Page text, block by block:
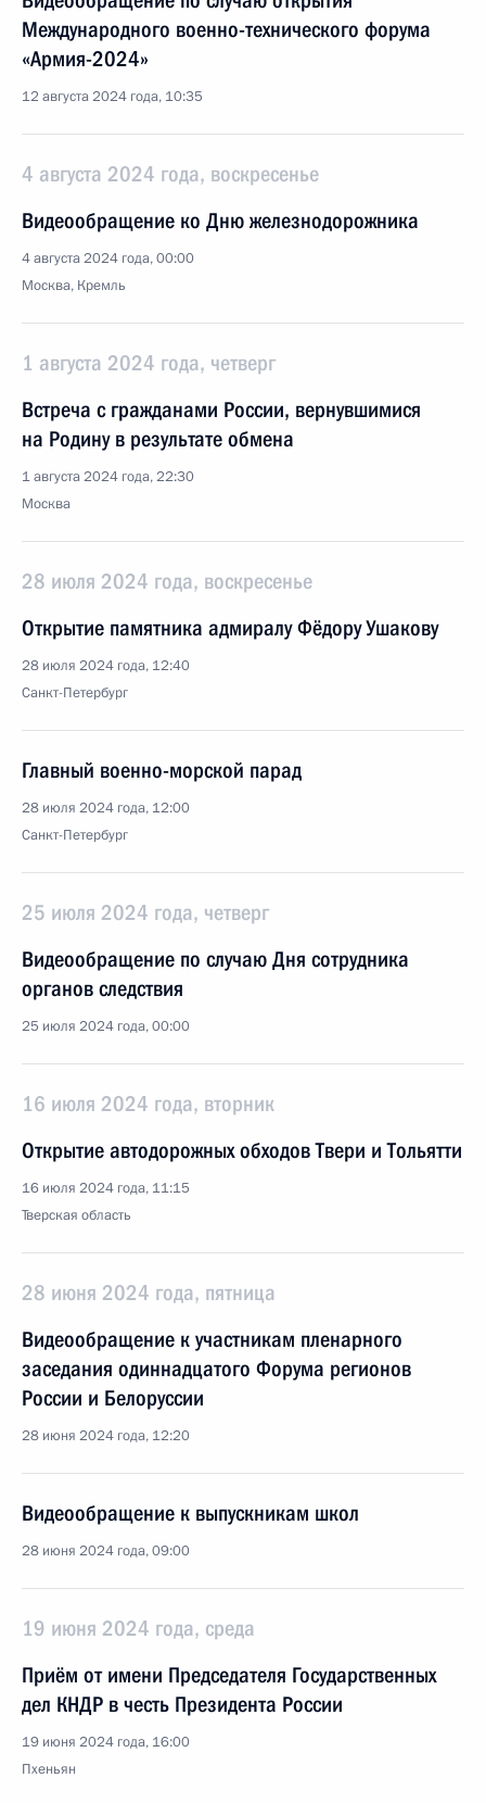
Международного военно-технического форума
«Армия-2024»
12 августа 2024 года, 10:35
4 августа 2024 года, воскресенье
Видеообращение ко Дню железнодорожника
4 августа 2024 года, 00:00
Москва, Кремль
1 августа 2024 года, четверг
Встреча с гражданами России, вернувшимися
на Родину в результате обмена
1 августа 2024 года, 22:30
Москва
28 июля 2024 года, воскресенье
Открытие памятника адмиралу Фёдору Ушакову
28 июля 2024 года, 12:40
Санкт-Петербург
Главный военно-морской парад
28 июля 2024 года, 12:00
Санкт-Петербург
25 июля 2024 года, четверг
Видеообращение по случаю Дня сотрудника
органов следствия
25 июля 2024 года, 00:00
16 июля 2024 года, вторник
Открытие автодорожных обходов Твери и Тольятти
16 июля 2024 года, 11:15
Тверская область
28 июня 2024 года, пятница
Видеообращение к участникам пленарного
заседания одиннадцатого Форума регионов
России и Белоруссии
28 июня 2024 года, 12:20
Видеообращение к выпускникам школ
28 июня 2024 года, 09:00
19 июня 2024 года, среда
Приём от имени Председателя Государственных
дел КНДР в честь Президента России
19 июня 2024 года, 16:00
Пхеньян